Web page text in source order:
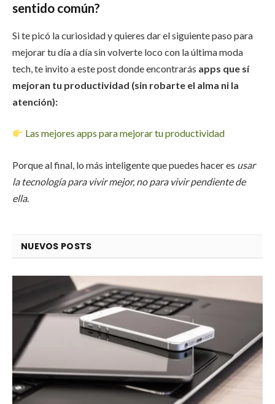
sentido común?
Si te picó la curiosidad y quieres dar el siguiente paso para
mejorar tu día a día sin volverte loco con la última moda
tech, te invito a este post donde encontrarás apps que sí
mejoran tu productividad (sin robarte el alma ni la
atención):
Las mejores apps para mejorar tu productividad
Porque al final, lo más inteligente que puedes hacer es usar
la tecnología para vivir mejor, no para vivir pendiente de
ella.
NUEVOS POSTS